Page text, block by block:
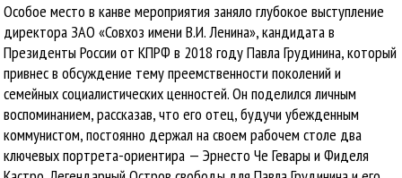
Особое место в канве мероприятия заняло глубокое выступление
директора ЗАО «Совхоз имени В.И. Ленина», кандидата в
Президенты России от КПРФ в 2018 году Павла Грудинина, который
привнес в обсуждение тему преемственности поколений и
семейных социалистических ценностей. Он поделился личным
воспоминанием, рассказав, что его отец, будучи убежденным
коммунистом, постоянно держал на своем рабочем столе два
ключевых портрета-ориентира — Эрнесто Че Гевары и Фиделя